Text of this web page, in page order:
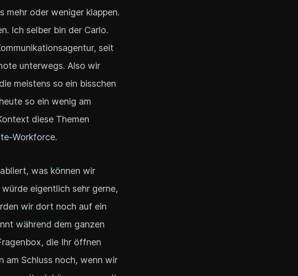
mehr oder weniger klappen.
Ich selber bin der Carlo.
seit
unterwegs. Also wir
meistens so ein bisschen
so ein wenig am
diese Themen
Workforce.
was können wir
eigentlich sehr gerne,
wir dort noch auf ein
während dem ganzen
die Ihr öffnen
am Schluss noch, wenn wir